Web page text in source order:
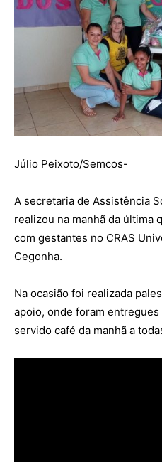
Júlio Peixoto/Semcos-
A secretaria de Assistência
realizou na manhã da última
com gestantes no CRAS
Cegonha.
Na ocasião foi realizada
apoio, onde foram
servido café da manhã a